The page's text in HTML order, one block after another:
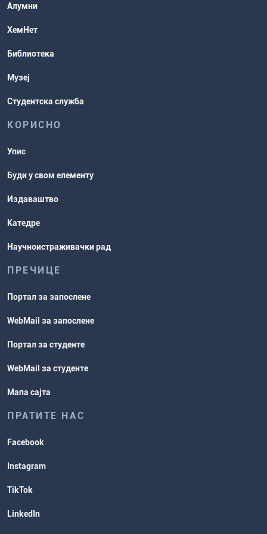
Студентске организације
рокови
Алумни
ХемНет
Библиотека
Музеј
Студентска служба
КОРИСНО
Упис
Буди у свом елементу
Издаваштво
Катедре
Научноистраживачки рад
ПРЕЧИЦЕ
Портал за запослене
WebMail за запослене
Портал за студенте
WebMail за студенте
Мапа сајта
ПРАТИТЕ НАС
Facebook
Instagram
TikTok
LinkedIn